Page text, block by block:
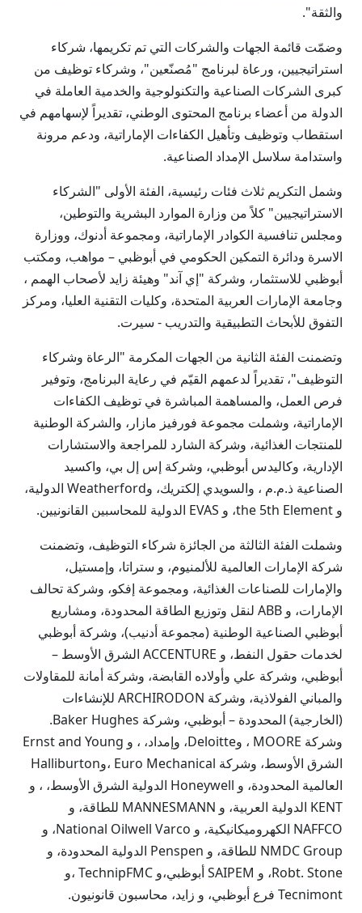
والثقة".
وضمّت قائمة الجهات والشركات التي تم تكريمها، شركاء
استراتيجيين، ورعاة لبرنامج "مُصنّعين"، وشركاء توظيف من
كبرى الشركات الصناعية والتكنولوجية والخدمية العاملة في
الدولة من أعضاء برنامج المحتوى الوطني، تقديراً لإسهامهم في
استقطاب وتوظيف وتأهيل الكفاءات الإماراتية، ودعم مرونة
واستدامة سلاسل الإمداد الصناعية.
وشمل التكريم ثلاث فئات رئيسية، الفئة الأولى "الشركاء
الاستراتيجيين" كلاً من وزارة الموارد البشرية والتوطين،
ومجلس تنافسية الكوادر الإماراتية، ومجموعة أدنوك، ووزارة
الاسرة ودائرة التمكين الحكومي في أبوظبي – مواهب، ومكتب
أبوظبي للاستثمار، وشركة "إي آند" وهيئة زايد لأصحاب الهمم ،
وجامعة الإمارات العربية المتحدة، وكليات التقنية العليا، ومركز
التفوق للأبحاث التطبيقية والتدريب - سيرت.
وتضمنت الفئة الثانية من الجهات المكرمة "الرعاة وشركاء
التوظيف"، تقديراً لدعمهم القيّم في رعاية البرنامج، وتوفير
فرص العمل، والمساهمة المباشرة في توظيف الكفاءات
الإماراتية، وشملت مجموعة فورفيز مازار، والشركة الوطنية
للمنتجات الغذائية، وشركة الشارد للمراجعة والاستشارات
الإدارية، وكاليدس أبوظبي، وشركة إس إل بي، واكسيد
الصناعية ذ.م.م ، والسويدي إلكتريك، وWeatherford الدولية،
و the 5th Element، و EVAS الدولية للمحاسبين القانونيين.
وشملت الفئة الثالثة من الجائزة شركاء التوظيف، وتضمنت
شركة الإمارات العالمية للألمنيوم، و ستراتا، وإمستيل،
والإمارات للصناعات الغذائية، ومجموعة إفكو، وشركة تحالف
الإمارات، و ABB لنقل وتوزيع الطاقة المحدودة، ومشاريع
أبوظبي الصناعية الوطنية (مجموعة أدنيب)، وشركة أبوظبي
لخدمات حقول النفط، و ACCENTURE الشرق الأوسط –
أبوظبي، وشركة علي وأولاده القابضة، وشركة أمانة للمقاولات
والمباني الفولاذية، وشركة ARCHIRODON للإنشاءات
(الخارجية) المحدودة – أبوظبي، وشركة Baker Hughes.
وشركة MOORE ، وDeloitte، وإمداد، ، و Ernst and Young
الشرق الأوسط، وشركة Euro Mechanical ،وHalliburton
العالمية المحدودة، و Honeywell الدولية الشرق الأوسط، ، و
KENT الدولية العربية، و MANNESMANN للطاقة، و
NAFFCO الكهروميكانيكية، و National Oilwell Varco، و
NMDC Group للطاقة، و Penspen الدولية المحدودة، و
Robt. Stone، و SAIPEM أبوظبي،و TechnipFMC ،و
Tecnimont فرع أبوظبي، و زايد، محاسبون قانونيون.